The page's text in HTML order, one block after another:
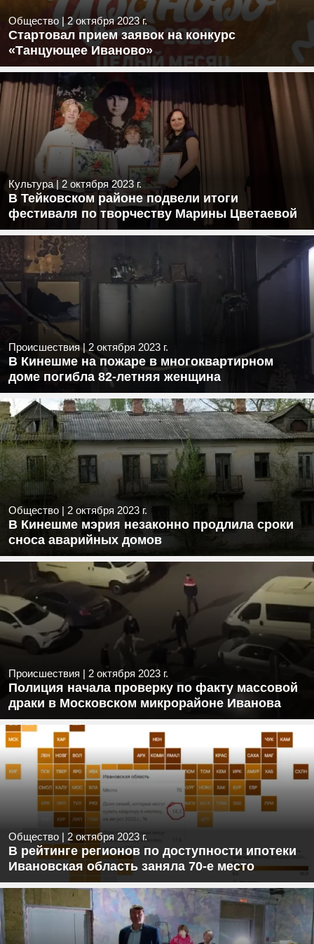
Общество |2 октября 2023 г.
Стартовал прием заявок на конкурс
«Танцующее Иваново»
Культура | 2 октября 2023 г.
В Тейковском районе подвели итоги
фестиваля по творчеству Марины Цветаевой
Происшествия| 2 октября 2023 г.
В Кинешме на пожаре в многоквартирном
доме погибла 82-летняя женщина
Общество | 2 октября 2023 г.
В Кинешме мэрия незаконно продлила сроки
сноса аварийных домов
Происшествия | 2 октября 2023 г.
Полиция начала проверку по факту массовой
драки в Московском микрорайоне Иванова
Общество | 2 октября 2023 г.
В рейтинге регионов по доступности ипотеки
Ивановская область заняла 70-е место